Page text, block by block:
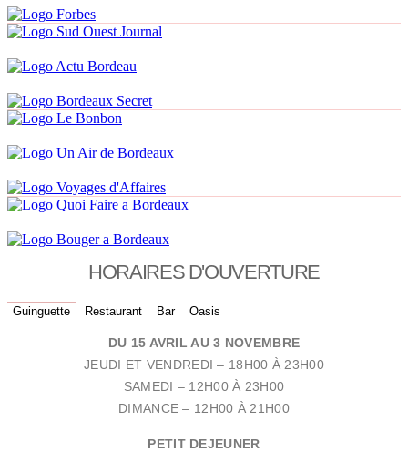
HORAIRES D'OUVERTURE
Guinguette Restaurant Bar Oasis
DU 15 AVRIL AU 3 NOVEMBRE
JEUDI ET VENDREDI – 18H00 À 23H00
SAMEDI – 12H00 À 23H00
DIMANCE – 12H00 À 21H00
PETIT DEJEUNER